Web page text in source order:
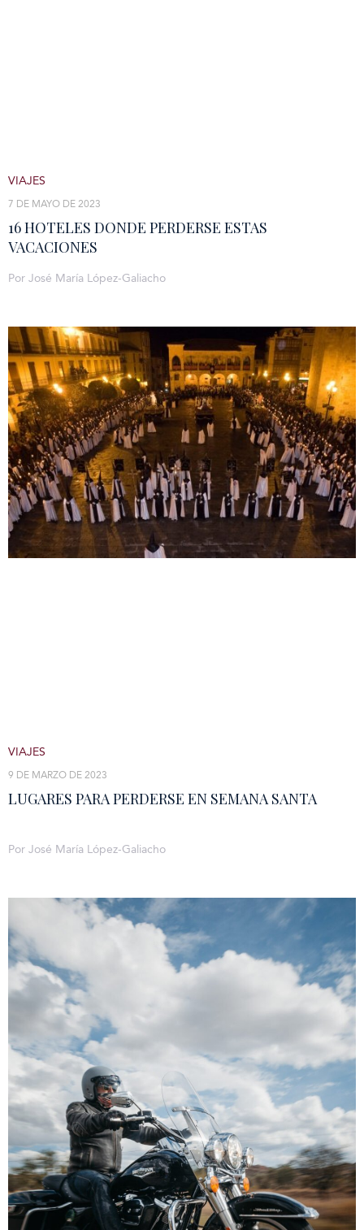
16 HOTELES DONDE PERDERSE ESTAS
VACACIONES
7 DE MAYO DE 2023
VIAJES
Por José María López-Galiacho
LUGARES PARA PERDERSE EN SEMANA SANTA
9 DE MARZO DE 2023
VIAJES
Por José María López-Galiacho